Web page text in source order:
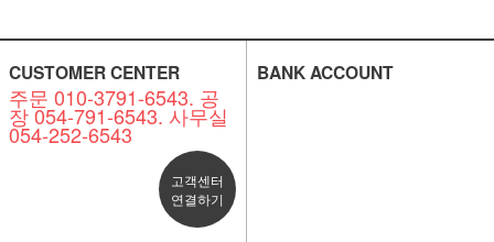
CUSTOMER CENTER
주문 010-3791-6543. 공
장 054-791-6543. 사무실
054-252-6543
고객센터
연결하기
BANK ACCOUNT